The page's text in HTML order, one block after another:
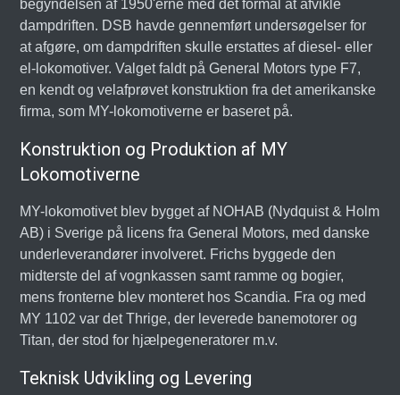
begyndelsen af 1950'erne med det formål at afvikle
dampdriften. DSB havde gennemført undersøgelser for
at afgøre, om dampdriften skulle erstattes af diesel- eller
el-lokomotiver. Valget faldt på General Motors type F7,
en kendt og velafprøvet konstruktion fra det amerikanske
firma, som MY-lokomotiverne er baseret på.
Konstruktion og Produktion af MY
Lokomotiverne
MY-lokomotivet blev bygget af NOHAB (Nydquist & Holm
AB) i Sverige på licens fra General Motors, med danske
underleverandører involveret. Frichs byggede den
midterste del af vognkassen samt ramme og bogier,
mens fronterne blev monteret hos Scandia. Fra og med
MY 1102 var det Thrige, der leverede banemotorer og
Titan, der stod for hjælpegeneratorer m.v.
Teknisk Udvikling og Levering